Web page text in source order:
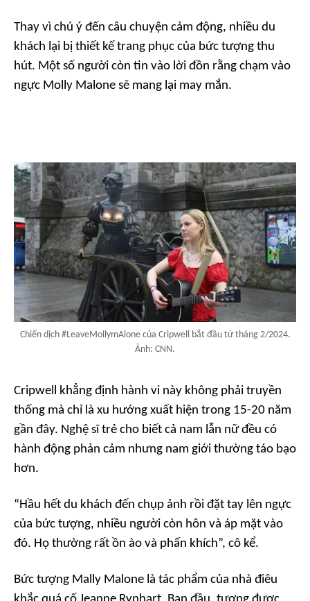
Thay vì chú ý đến câu chuyện cảm động, nhiều du
khách lại bị thiết kế trang phục của bức tượng thu
hút. Một số người còn tin vào lời đồn rằng chạm vào
ngực Molly Malone sẽ mang lại may mắn.
Chiến dịch #LeaveMollymAlone của Cripwell bắt đầu từ tháng 2/2024.
Ảnh: CNN.
Cripwell khẳng định hành vi này không phải truyền
thống mà chỉ là xu hướng xuất hiện trong 15-20 năm
gần đây. Nghệ sĩ trẻ cho biết cả nam lẫn nữ đều có
hành động phản cảm nhưng nam giới thường táo bạo
hơn.
“Hầu hết du khách đến chụp ảnh rồi đặt tay lên ngực
của bức tượng, nhiều người còn hôn và áp mặt vào
đó. Họ thường rất ồn ào và phấn khích”, cô kể.
Bức tượng Mally Malone là tác phẩm của nhà điêu